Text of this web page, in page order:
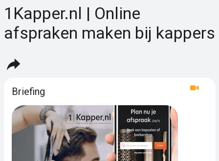
1Kapper.nl | Online
afspraken maken bij kappers
Briefing